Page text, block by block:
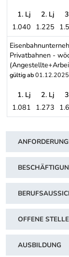
1. Lj 2. Lj
1.040 1.225
Privatbahnen -
gültig ab01.12.2025
1. Lj 2. Lj
1.081 1.273
OFFENE
AUSBILDUNG